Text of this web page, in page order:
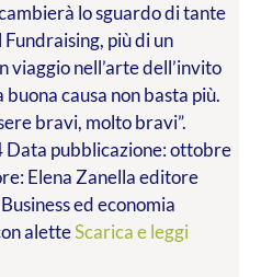
prezzo:
da
€9.99
a
€14.00
lo sguardo di tante
Fundraising, più di un
viaggio nell’arte dell’invito
buona causa non basta più.
bravi, molto bravi”.
Data pubblicazione: ottobre
Elena Zanella editore
ed economia
aletteScarica e leggi